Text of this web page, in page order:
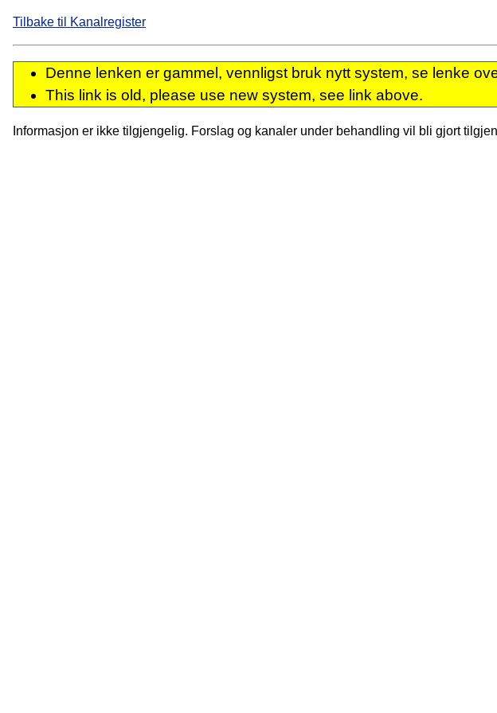
Tilbake til Kanalregister
Denne lenken er gammel, vennligst bruk nytt system, se lenke
This link is old, please use new system, see link above.
Informasjon er ikke tilgjengelig. Forslag og kanaler under behandling vil bli gjort